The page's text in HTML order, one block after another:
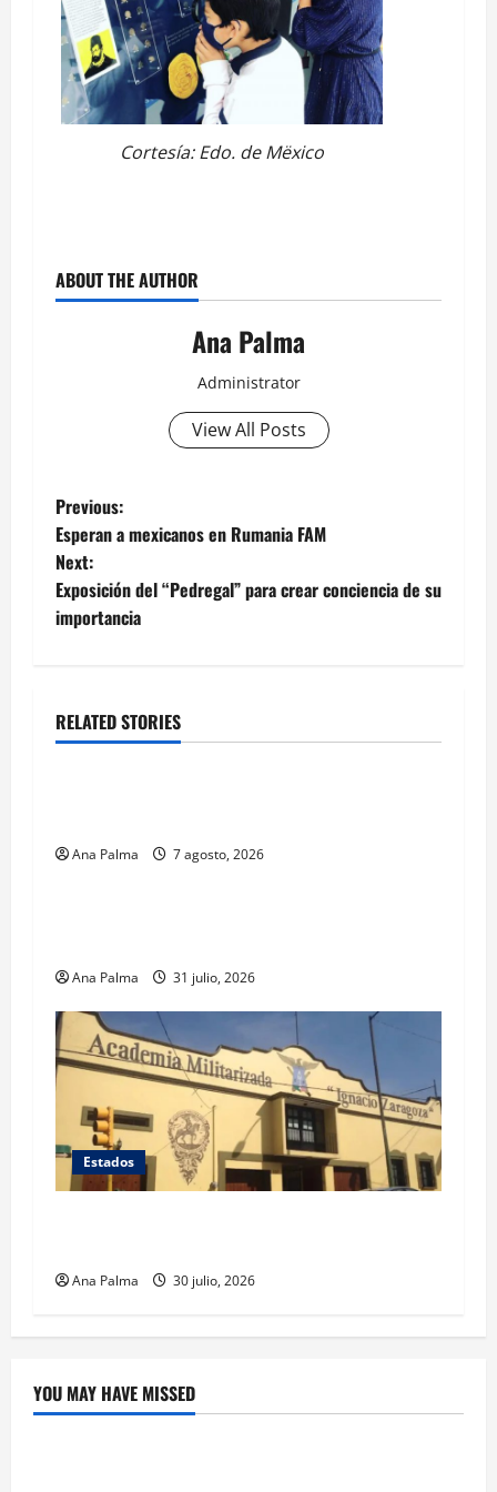
Cortesía: Edo. de Mëxico
ABOUT THE AUTHOR
Ana Palma
Administrator
View All Posts
Post
navigation
Previous:
Esperan a mexicanos en Rumania FAM
Next:
Exposición del “Pedregal” para crear conciencia de su
importancia
RELATED STORIES
Estados Portada
Ana Palma 7 agosto, 2026
Estados
Ana Palma 31 julio, 2026
Estados
Ana Palma 30 julio, 2026
YOU MAY HAVE MISSED
Crítica de Cine